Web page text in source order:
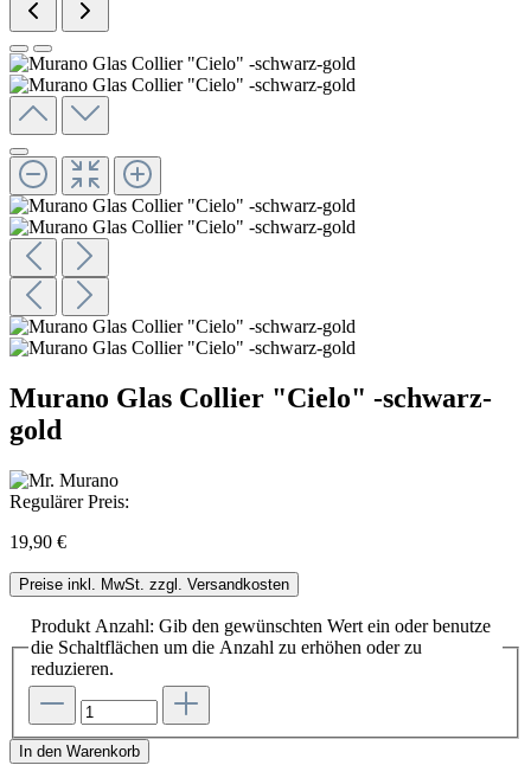
Murano Glas Collier "Cielo" -schwarz-
gold
Regulärer Preis:
19,90 €
Preise inkl. MwSt. zzgl. Versandkosten
Produkt Anzahl: Gib den gewünschten Wert ein oder benutze
die Schaltflächen um die Anzahl zu erhöhen oder zu
reduzieren.
In den Warenkorb